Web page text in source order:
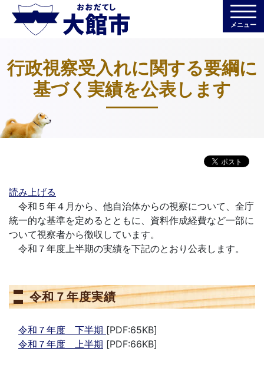
メニュー
行政視察受入れに関する要綱に
基づく実績を公表します
読み上げる
令和５年４月から、他自治体からの視察について、全庁
統一的な基準を定めるとともに、資料作成経費など一部に
ついて視察者から徴収しています。
令和７年度上半期の実績を下記のとおり公表します。
令和７年度実績
令和７年度 下半期 [PDF:65KB]
令和７年度 上半期 [PDF:66KB]